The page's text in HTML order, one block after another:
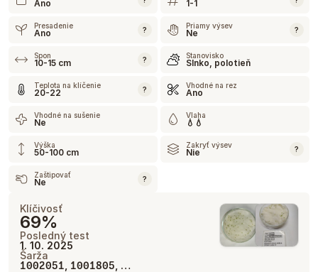
Ano 1-1
Presadenie
Ano ? Priamy výsev
Ne ?
Spon
10-15 cm ? Stanovisko
Slnko, polotieň
Teplota na klíčenie
20-22 ? Vhodné na rez
Ano
Vhodné na sušenie
Ne
Vlaha
💧💧
Výška
50-100 cm
Zakryť výsev
Nie ?
Zaštipovať
Ne ?
Klíčivosť
69%
Posledný test
1. 10. 2025
Šarža
1002051 1001805 , …